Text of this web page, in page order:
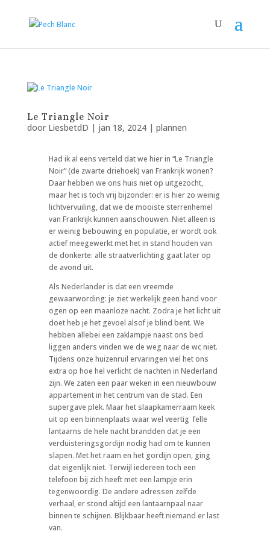
Le Triangle Noir
door LiesbetdD | jan 18, 2024| plannen
Had ik al eens verteld dat we hier in “Le Triangle
Noir” (de zwarte driehoek) van Frankrijk wonen?
Daar hebben we ons huis niet op uitgezocht,
maar het is toch vrij bijzonder: er is hier zo weinig
lichtvervuiling, dat we de mooiste sterrenhemel
van Frankrijk kunnen aanschouwen. Niet alleen is
er weinig bebouwing en populatie, er wordt ook
actief meegewerkt met het in stand houden van
de donkerte: alle straatverlichting gaat later op
de avond uit.
Als Nederlander is dat een vreemde
gewaarwording: je ziet werkelijk geen hand voor
ogen op een maanloze nacht. Zodra je het licht uit
doet heb je het gevoel alsof je blind bent. We
hebben allebei een zaklampje naast ons bed
liggen anders vinden we de weg naar de wc niet.
Tijdens onze huizenruil ervaringen viel het ons
extra op hoe hel verlicht de nachten in Nederland
zijn. We zaten een paar weken in een nieuwbouw
appartement in het centrum van de stad. Een
supergave plek. Maar het slaapkamerraam keek
uit op een binnenplaats waar wel veertig felle
lantaarns de hele nacht brandden dat je een
verduisteringsgordijn nodig had om te kunnen
slapen. Met het raam en het gordijn open, ging
dat eigenlijk niet. Terwijl iedereen toch een
telefoon bij zich heeft met een lampje erin
tegenwoordig. De andere adressen zelfde
verhaal, er stond altijd een lantaarnpaal naar
binnen te schijnen. Blijkbaar heeft niemand er last
van.